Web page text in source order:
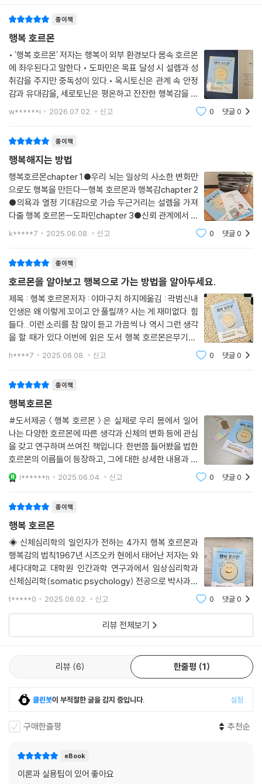
다 베풀자
워라밸로 행복 찾기
마인드셋을 가진 사람과 그렇지 못한 사람의 차이
아.묻.따 신체 활동을 늘리자
행복 패러독스
관한 연구 결과를 토대로 더 자세히 알아봅시다. 뉴질랜드의 정신의학자
윌크스는 경도에서 중증도 우울증을 진단받은 61명을 ‘평소대로 앉는 그
룹’과 ‘자세를 펴는 그룹’ 두 그룹으로 나눴습니다. 무작위로요. 그 후 그 자
세로 5분 동안 스피치를 하게 하거나 숫자를 세는 문제를 내는 등 스트레
스가 가해지는 과제를 부여했습니다. 참고로 실험 전에는 모든 참가자가
현저하게 몸을 앞으로 구부린 자세를 취하고 있었습니다.
실험 결과 ‘자세를 펴는 그룹’의 참가자는 긍정적인 감정이 높아져서 더욱
많은 단어를 이야기하게 되었죠. 끙끙대며 고민하는 일도 줄어들었습니다.
정적 감정을 저하시키는 데 도움을 준다는 사실도 밝혀졌습니다.
--- p.136
세로토닌이 부족할 경우 정신적으로 불안정해지고 기분이 우울해지기 시
작합니다. 또한 스트레스에 의해 짜증이 나고 공격성이 높아지는, 이른바
쉽게 발끈하는 상태가 됩니다. 참을성이 떨어지거나 긴장의 끈이 풀리는
등 감정을 조절하지 못해 분노를 폭발시키거나 상식을 벗어난 행동을 취하
게 되는 경우도 있죠. 이미 언급했듯 세로토닌이 불안감이나 긴장, 분노 등
세로토닌의 작용이 감소하면 감정을 억제하는 힘이 약해져 쉽게 발끈하게
되는 것이죠. 재활의학부 교수인 고니시 마사요시에 따르면 최근 들어 사
람들의 세로토닌 분비가 감소했다고 합니다. 그 원인은 생활습관에 있고
요. 그도 그럴 것이, 예전과 같은 중노동에서 해방되어 육체적 부담이 적은
생활 환경이 갖춰졌을 뿐만 아니라(운동 부족) 밤낮이 바뀐 생활(햇빛 부
족), 스트레스, 과도한 업무나 스마트폰 사용 등으로 인한 불규칙적인 생활
(수면 부족) 그리고 가공식품, 인스 턴트 식품 섭취 증가로 인한 영양 부족
볼 수 있지요.
--- p.147
특히 ‘흐느끼며’ 우는 경우 그 사람은 타인에게 슬픔의 신호를 보내는 것이
아닙니다. 자기 자신의 스트레스를 완화하기 위해 우는 것이죠. 마사지와
같습니다. 가끔가다 부드럽게 피부를 만지는 마사지를 받으면 기분이 좋아
집니다. 이는 가벼운 피부 접촉에 의해 엔도르핀이 분비된 덕분이죠. 그와
마찬가지로 눈물이 뺨을 타고 흐르는 피부의 감각은 마사지를 받을 때와
밝혀진 바 있습니다. 이 사실에서 비롯해 미국의 터치 케어 연구자인 필드
는 눈물을 가리켜 ‘셀프 허그’라고 부릅니다.
또한, 생리학 연구에 따르면 운다는 행위에는 마음을 정화해주는 작용이
있다고 합니다. 그래서 스트레스를 받았을 때 실컷 눈물을 흘리면 마음과
몸의 긴장이 풀리고 다시 일어날 수 있게 되는 것이죠.
--- p.172
운동의 종류는 어떨까요? 결론부터 말하자면 행복감 증진을 위해 운동을
한다면 유산소 운동이든 무산소 운동이든 그 종류는 상관이 없습니다. 단,
걷기 등의 유산소 운동이 엔도르핀을 더 많이 생성합니다. 또한 유산소 운
미국의 정신과의사 블루멘탈의 연구에서는 ‘16주 동안 유산소 운동을 계
속하는 것은, 같은 기간 동안 항우울제를 복용하는 약물요법과 유사하게
증상을 경감시켜주는 효과가 있으며 재발도 적다’는 사실이 밝혀졌습니다.
이는 유산 소 운동을 통해 세로토닌이나 도파민도 늘어나기 때문입니다.
--- p.221
행복 호르몬과 마음챙김의 관계를 검토한 연구에 따르면 마음챙김을 실시
할 경우 도파민과 세로토닌이 늘어난다는 사실이 밝혀진 바 있습니다. 마
몬 습관
이 책은 행복 호르몬의 기능과 역할을 소개하고, 일상 속 작은 변화로 행복
호르몬을 늘릴 수 있는 방법에 대해 자세히 소개한다. 운동법, 균형 잡힌 식
사, 바른 자세, 감사의 실천, 대인관계의 기술 향상 등 방법도 다양하다. 또
한 행복감을 저해하는 요인이나 호르몬의 균형을 흐트러뜨리는 요인에도
초점을 맞추어 이를 제어하기 위한 접근법을 제시한다. 그 방법들은 일상
을 만들고, 점차 우리의 인생은 더 나아질 것이다. 행복은 내 안에 있다. 저
멀리 있는(아니, 있을지도 모르는) 환상 속의 행복을 꿈꾸기보다 매일의
일상 속 행복에 집중해보면 어떨까?
종이책
행복 호르몬
• '행복 호르몬' 저자는 행복이 외부 환경보다 몸속 호르몬
에 좌우된다고 말한다.• 도파민은 목표 달성 시 설렘과 성
취감을 주지만 중독성이 있다.• 옥시토신은 관계 속 안정
감과 유대감을, 세로토닌은 평온하고 잔잔한 행복감을 선
사한다.• 진정한 행복은 이 세 호르몬의 균형을 통해 평범
w******i 2026.07.02. 신고 0 댓글0
종이책
행복해지는 방법
행복호르몬chapter 1●우리 뇌는 일상의 사소한 변화만
으로도 행복을 만든다ㅡ행복 호르몬과 행복감chapter 2
●의욕과 열정 기대감으로 가슴 두근거리는 설렘을 가져
다줄 행복 호르몬ㅡ도파민chapter 3●신뢰 관계에서 오
는 안정감과 깊은 유대감으로 평온한행복감을 주는 행복
k*****7 2025.06.08. 신고 0 댓글0
종이책
호르몬을 알아보고 행복으로 가는 방법을 알아두세요.
제목 : 행복 호르몬저자 : 야마구치 하지메옮김 : 곽범신내
인생은 왜 이렇게 꼬이고 안 풀릴까? 사는 게 재미없다. 힘
들다...이런 소리를 참 많이 듣고 가끔씩 나 역시 그런 생각
을 할 때가 있다.이번에 읽은 도서 행복 호르몬은무기력,
불안, 우울, 고통을 극복하는 내 안의 힘 행복 호르몬에 대
h****7 2025.06.08. 신고 0 댓글0
종이책
행복호르몬
#도서제공＜행복 호르몬＞은 실제로 우리 몸에서 일어
나는 다양한 호르몬에 따른 생각과 신체의 변화 등에 관심
을 갖고 연구하며 쓰여진 책입니다. 한번쯤 들어봤을 법한
호르몬의 이름들이 등장하고, 그에 대한 상세한 내용과 호
르몬이 행복에 미치는 영향. 그리고 어떤 식으로 호르몬을
끌어올릴 수 있는지에 대해 제시합니다. 무려 30가지나
i******n 2025.06.04. 신고 0 댓글0
종이책
행복 호르몬
◈ 신체심리학의 일인자가 전하는 4가지 행복 호르몬과
행복감의 법칙1967년 시즈오카 현에서 태어난 저자는 와
세다대학교 대학원 인간과학 연구과에서 임상심리학과
신체심리학(somatic psychology) 전공으로 박사과정
을 수료했습니다. ＜행복 호르몬＞은 인간의 행복감에 큰
시토신, 세로토닌, 엔도르핀에 관한 연구 결과와 데이
t*****0 2025.06.02. 신고 0 댓글0
리뷰 전체보기
리뷰 6 한줄평 1
클린봇이 부적절한 글을 감지 중입니다. 설정
구매한줄평 추천순
eBook
이론과 실용팁이 있어 좋아요